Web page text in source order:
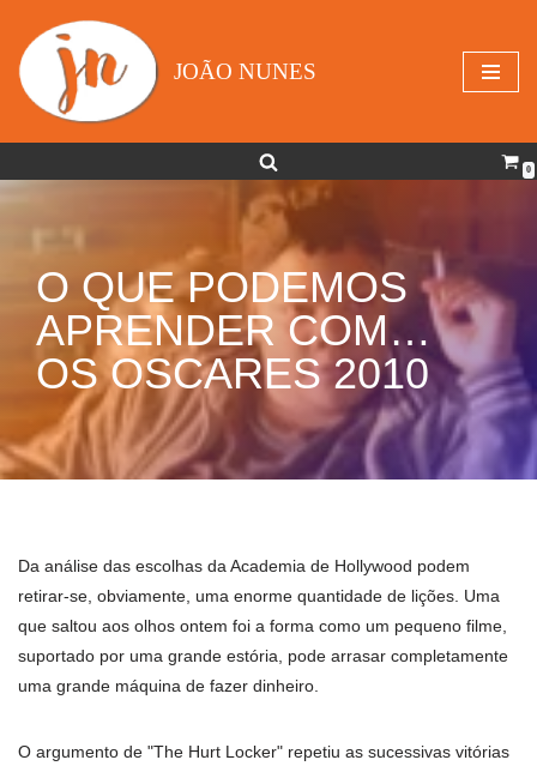
Avançar
para
JOÃO NUNES
0
O QUE PODEMOS
APRENDER COM…
OS OSCARES 2010
Da análise das escolhas da Academia de Hollywood podem
retirar-se, obviamente, uma enorme quantidade de lições. Uma
que saltou aos olhos ontem foi a forma como um pequeno filme,
suportado por uma grande estória, pode arrasar completamente
uma grande máquina de fazer dinheiro.
O argumento de "The Hurt Locker" repetiu as sucessivas vitórias